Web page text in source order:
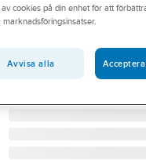
FMM
Strålsamlare till
serien.
STRÅLSAMLARE TILL
cookies på din enhet för att
Avvisa alla